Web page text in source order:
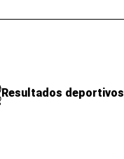
Resultados deportivos